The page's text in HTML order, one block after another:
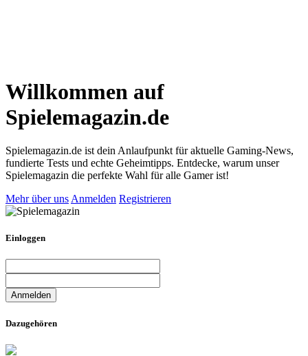
Willkommen auf
Spielemagazin.de
Spielemagazin.de ist dein Anlaufpunkt für aktuelle Gaming-News,
fundierte Tests und echte Geheimtipps. Entdecke, warum unser
Spielemagazin die perfekte Wahl für alle Gamer ist!
Mehr über uns Anmelden Registrieren
Einloggen
Dazugehören